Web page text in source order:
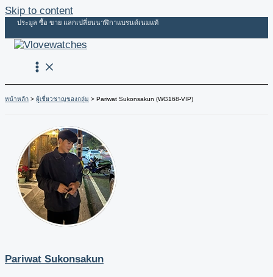
Skip to content
ประมูล ซื้อ ขาย แลกเปลี่ยนนาฬิกาแบรนด์เนมแท้
หน้าหลัก ผู้เชี่ยวชาญของกลุ่ม Pariwat Sukonsakun (WG168-VIP)
Pariwat Sukonsakun